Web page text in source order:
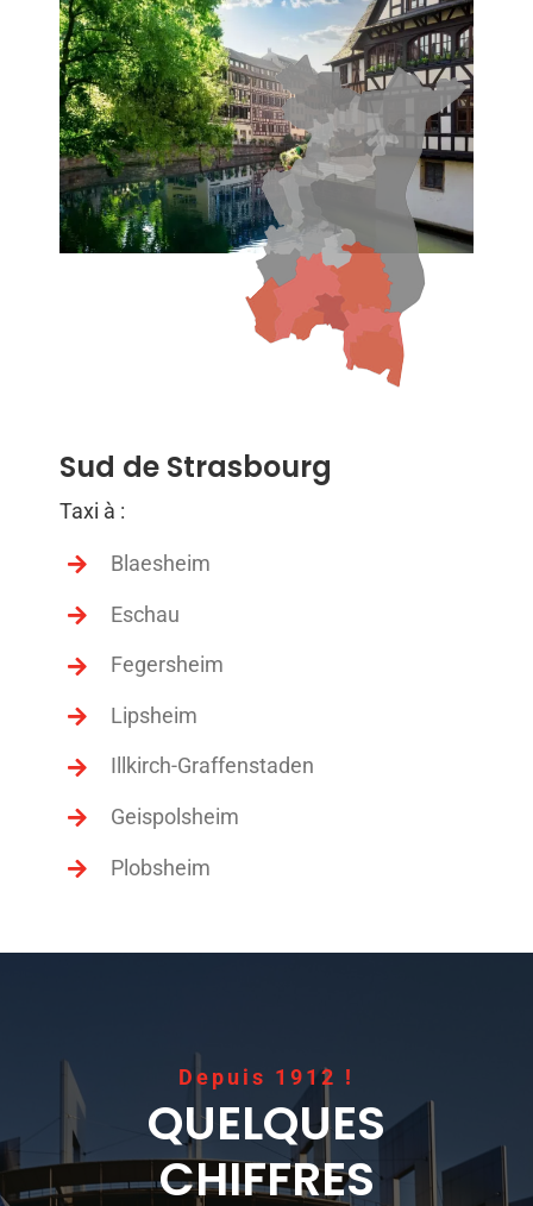
Sud de Strasbourg
Taxi à :
Blaesheim
Eschau
Fegersheim
Lipsheim
Illkirch-Graffenstaden
Geispolsheim
Plobsheim
Depuis 1912 !
QUELQUES
CHIFFRES